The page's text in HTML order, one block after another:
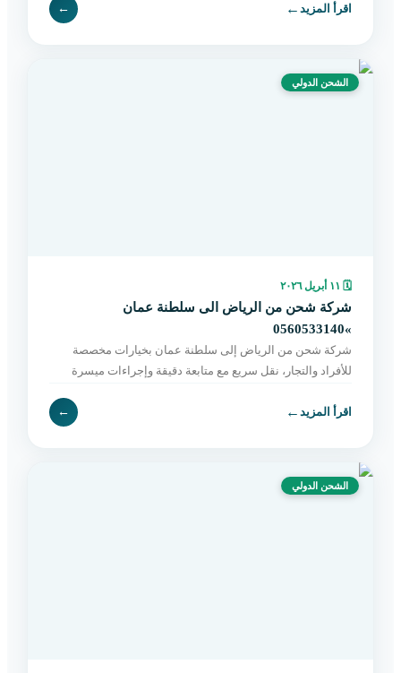
اقرأ المزيد←
←
الشحن الدولي
🗓 ١١ أبريل ٢٠٢٦
شركة شحن من الرياض الى سلطنة عمان
»0560533140
شركة شحن من الرياض إلى سلطنة عمان بخيارات مخصصة
للأفراد والتجار، نقل سريع مع متابعة دقيقة وإجراءات ميسرة
اقرأ المزيد←
←
الشحن الدولي